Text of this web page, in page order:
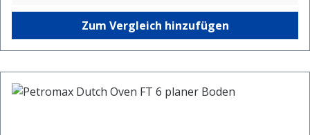
Zum Vergleich hinzufügen